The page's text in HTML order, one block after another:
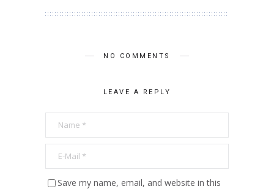
NO COMMENTS
LEAVE A REPLY
Save my name, email, and website in this